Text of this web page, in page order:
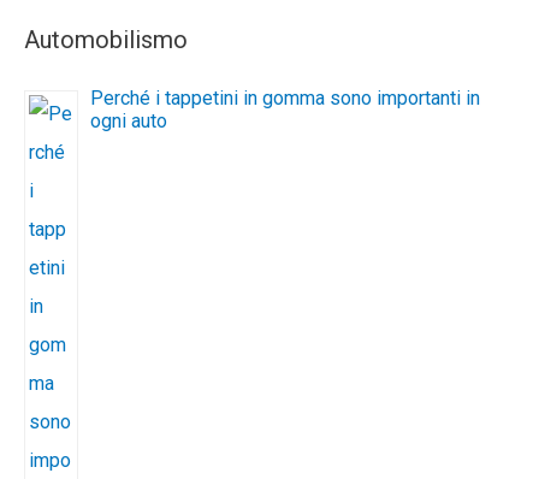
Automobilismo
Perché i tappetini in gomma sono importanti in
ogni auto